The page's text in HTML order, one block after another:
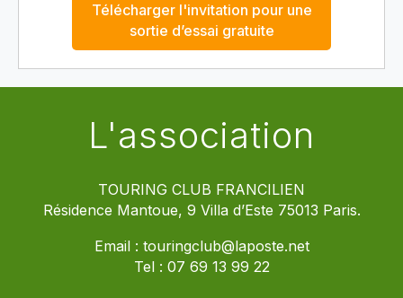
Télécharger l'invitation pour une
sortie d’essai gratuite
L'association
TOURING CLUB FRANCILIEN
Résidence Mantoue, 9 Villa d’Este 75013 Paris.
Email : touringclub@laposte.net
Tel : 07 69 13 99 22